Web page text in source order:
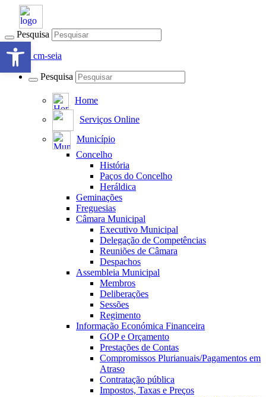
Pesquisa
Pesquisa
Home
Serviços Online
Município
Concelho
História
Paços do Concelho
Heráldica
Geminações
Freguesias
Câmara Municipal
Executivo Municipal
Delegação de Competências
Reuniões de Câmara
Despachos
Assembleia Municipal
Membros
Deliberações
Sessões
Regimento
Informação Económica Financeira
GOP e Orçamento
Prestações de Contas
Compromissos Plurianuais/Pagamentos em
Atraso
Contratação pública
Impostos, Taxas e Preços
Open toolbar